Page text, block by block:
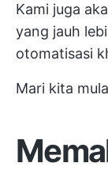
Kami juga
yang jauh
otomatisasi
Mari kita